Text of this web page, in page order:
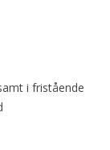
i fristående